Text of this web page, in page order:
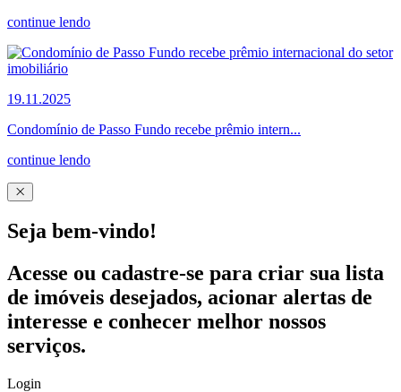
continue lendo
19.11.2025
Condomínio de Passo Fundo recebe prêmio intern...
continue lendo
Seja bem-vindo!
Acesse ou cadastre-se para criar sua lista
de imóveis desejados, acionar alertas de
interesse e conhecer melhor nossos
serviços.
Login